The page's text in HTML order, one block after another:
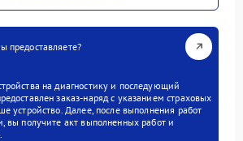
предоставляете?
на диагностику и последующий
заказ-наряд с указанием страховых
устройство. Далее, после выполнения работ
вы получите акт выполненных работ и